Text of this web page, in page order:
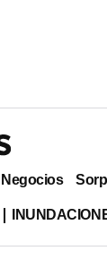
Negocios